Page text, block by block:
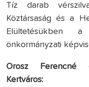
Tíz darab
Köztársaság és a
Elültetésükben
önkormányzati
Orosz Ferencné
Kertváros: